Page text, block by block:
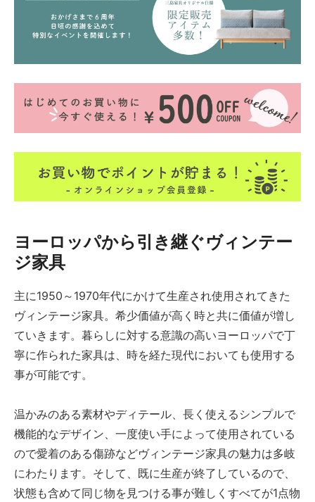
ヨーロッパから引き継ぐヴィンテー
ジ家具
主に1950～1970年代にかけて生産され使用されてきた
ヴィンテージ家具。希少価値が高く時と共に価値が増し
ていきます。暮らしに対する意識の高いヨーロッパで丁
寧に作られた家具は、時を経た現代においても使用する
事が可能です。
温かみのある素材やディテール、長く使えるシンプルで
機能的なデザイン、一度使い手によって使用されている
ので愛着のある傷跡などヴィンテージ家具の魅力は多岐
にわたります。そして、既に生産が終了しているので、
状態も含めて同じ物を見つける事が難しくすべてが1点物